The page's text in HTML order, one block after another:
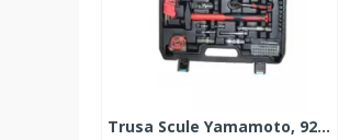
Trusa Scule Yamamoto, 92 Piese